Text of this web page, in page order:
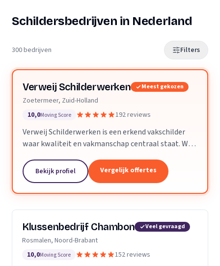
Schildersbedrijven in Nederland
300 bedrijven Filters
Verweij Schilderwerken Meest gekozen
Zoetermeer, Zuid-Holland
10,0Moving Score 192 reviews
Verweij Schilderwerken is een erkend vakschilder
waar kwaliteit en vakmanschap centraal staat. Wij
opgeleverde werk.
Bekijk profiel Vergelijk offertes
Klussenbedrijf Chambon Veel gevraagd
Rosmalen, Noord-Brabant
10,0Moving Score 152 reviews